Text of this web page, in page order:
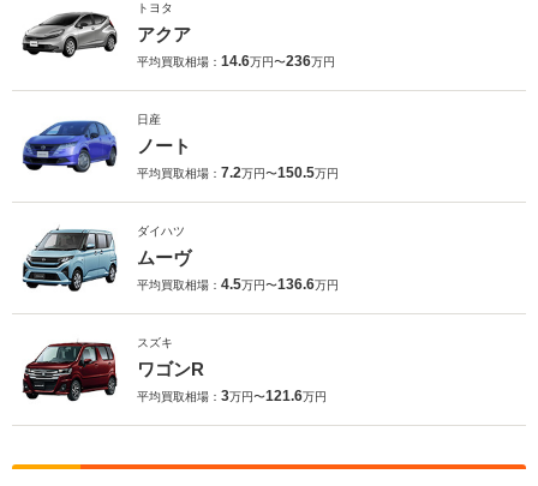
トヨタ
アクア
平均買取相場： 14.6万円〜236万円
日産
ノート
平均買取相場： 7.2万円〜150.5万円
ダイハツ
ムーヴ
平均買取相場： 4.5万円〜136.6万円
スズキ
ワゴンR
平均買取相場： 3万円〜121.6万円